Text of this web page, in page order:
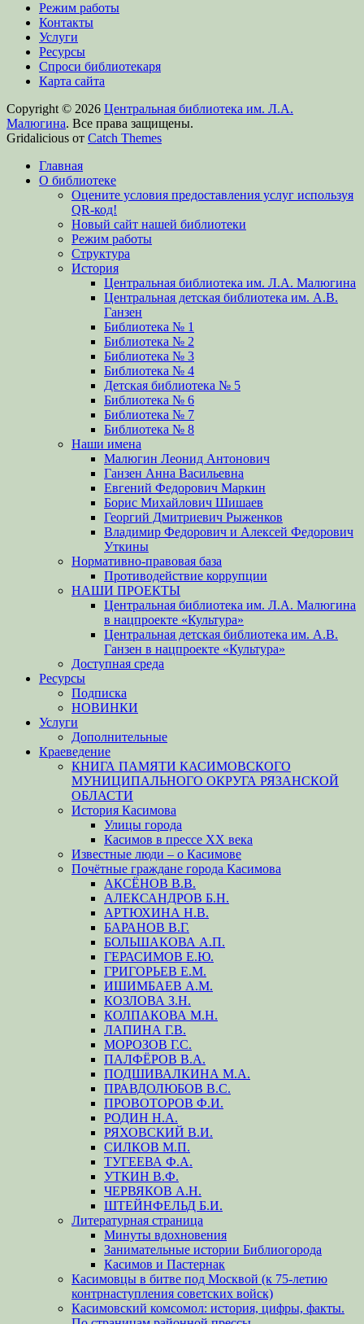
Режим работы
Контакты
Услуги
Ресурсы
Спроси библиотекаря
Карта сайта
Copyright © 2026 Центральная библиотека им. Л.А.
Малюгина. Все права защищены.
Gridalicious от Catch Themes
вверх
Главная
О библиотеке
Оцените условия предоставления услуг используя
QR-код!
Новый сайт нашей библиотеки
Режим работы
Структура
История
Центральная библиотека им. Л.А. Малюгина
Центральная детская библиотека им. А.В.
Ганзен
Библиотека № 1
Библиотека № 2
Библиотека № 3
Библиотека № 4
Детская библиотека № 5
Библиотека № 6
Библиотека № 7
Библиотека № 8
Наши имена
Малюгин Леонид Антонович
Ганзен Анна Васильевна
Евгений Федорович Маркин
Борис Михайлович Шишаев
Георгий Дмитриевич Рыженков
Владимир Федорович и Алексей Федорович
Уткины
Нормативно-правовая база
Противодействие коррупции
НАШИ ПРОЕКТЫ
Центральная библиотека им. Л.А. Малюгина
в нацпроекте «Культура»
Центральная детская библиотека им. А.В.
Ганзен в нацпроекте «Культура»
Доступная среда
Ресурсы
Подписка
НОВИНКИ
Услуги
Дополнительные
Краеведение
КНИГА ПАМЯТИ КАСИМОВСКОГО
МУНИЦИПАЛЬНОГО ОКРУГА РЯЗАНСКОЙ
ОБЛАСТИ
История Касимова
Улицы города
Касимов в прессе XX века
Известные люди – о Касимове
Почётные граждане города Касимова
АКСЁНОВ В.В.
АЛЕКСАНДРОВ Б.Н.
АРТЮХИНА Н.В.
БАРАНОВ В.Г.
БОЛЬШАКОВА А.П.
ГЕРАСИМОВ Е.Ю.
ГРИГОРЬЕВ Е.М.
ИШИМБАЕВ А.М.
КОЗЛОВА З.Н.
КОЛПАКОВА М.Н.
ЛАПИНА Г.В.
МОРОЗОВ Г.С.
ПАЛФЁРОВ В.А.
ПОДШИВАЛКИНА М.А.
ПРАВДОЛЮБОВ В.С.
ПРОВОТОРОВ Ф.И.
РОДИН Н.А.
РЯХОВСКИЙ В.И.
СИЛКОВ М.П.
ТУГЕЕВА Ф.А.
УТКИН В.Ф.
ЧЕРВЯКОВ А.Н.
ШТЕЙНФЕЛЬД Б.И.
Литературная страница
Минуты вдохновения
Занимательные истории Библиогорода
Касимов и Пастернак
Касимовцы в битве под Москвой (к 75-летию
контрнаступления советских войск)
Касимовский комсомол: история, цифры, факты.